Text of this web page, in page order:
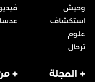
وحيش
استكشاف
علوم
ترحال
+ المجلة +